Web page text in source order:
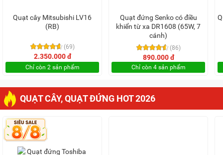
Quạt cây Mitsubishi LV16
(RB)
(69)
2.350.000 đ
Chỉ còn 2 sản phẩm
Quạt đứng Senko có điều
khiển từ xa DR1608 (65W, 7
cánh)
(86)
890.000 đ
Chỉ còn 4 sản phẩm
QUẠT CÂY, QUẠT ĐỨNG HOT 2026